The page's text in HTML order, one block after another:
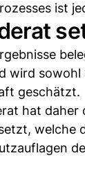
ist
wird
geschätzt.
hat
welche